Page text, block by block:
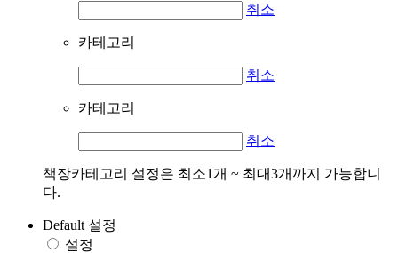
취소
카테고리
취소
카테고리
취소
책장카테고리 설정은 최소1개 ~ 최대3개까지 가능합니
다.
Default 설정
설정